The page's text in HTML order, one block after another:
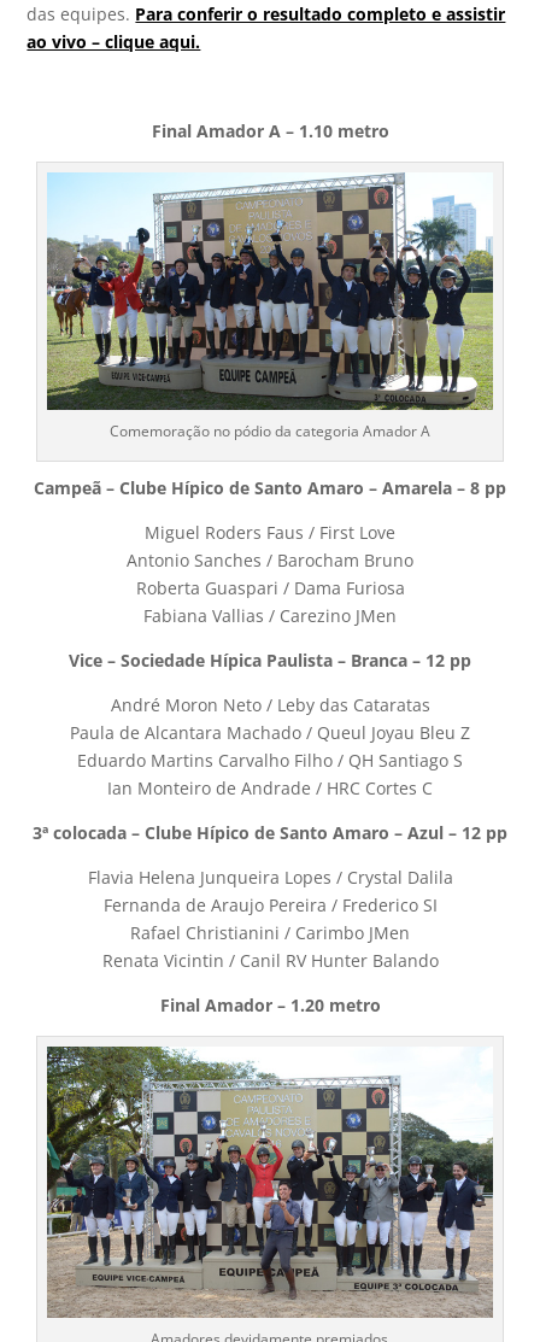
das equipes. Para conferir o resultado completo e assistir
ao vivo – clique aqui.
Final Amador A – 1.10 metro
Comemoração no pódio da categoria Amador A
Campeã – Clube Hípico de Santo Amaro – Amarela – 8 pp
Miguel Roders Faus / First Love
Antonio Sanches / Barocham Bruno
Roberta Guaspari / Dama Furiosa
Fabiana Vallias / Carezino JMen
Vice – Sociedade Hípica Paulista – Branca – 12 pp
André Moron Neto / Leby das Cataratas
Paula de Alcantara Machado / Queul Joyau Bleu Z
Eduardo Martins Carvalho Filho / QH Santiago S
Ian Monteiro de Andrade / HRC Cortes C
3ª colocada – Clube Hípico de Santo Amaro – Azul – 12 pp
Flavia Helena Junqueira Lopes / Crystal Dalila
Fernanda de Araujo Pereira / Frederico SI
Rafael Christianini / Carimbo JMen
Renata Vicintin / Canil RV Hunter Balando
Final Amador – 1.20 metro